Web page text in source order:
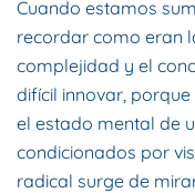
Cuando estamos
recordar como eran
complejidad y el
difícil innovar,
el estado mental de
condicionados por
radical surge de